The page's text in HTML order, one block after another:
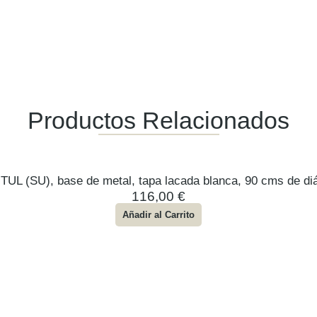
Productos Relacionados
(SU), base de metal, tapa lacada blanca, 90 cms de
116,00 €
Añadir al Carrito